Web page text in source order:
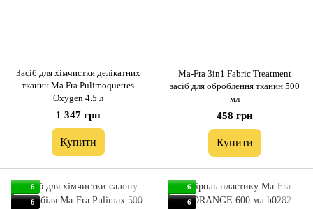
Засіб для хімчистки делікатних
тканин Ma Fra Pulimoquettes
Oxygen 4.5 л
1 347 грн
Купити
Ma-Fra 3in1 Fabric Treatment
засіб для оброблення тканин 500
мл
458 грн
Купити
6
6
6
6